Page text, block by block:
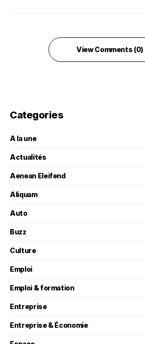
View Comments (0)
Categories
A la une
Actualités
Aenean Eleifend
Aliquam
Auto
Buzz
Culture
Emploi
Emploi & formation
Entreprise
Entreprise & Économie